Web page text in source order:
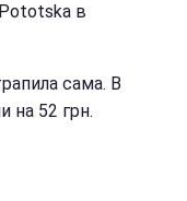
в
сама. В
на 52 грн.